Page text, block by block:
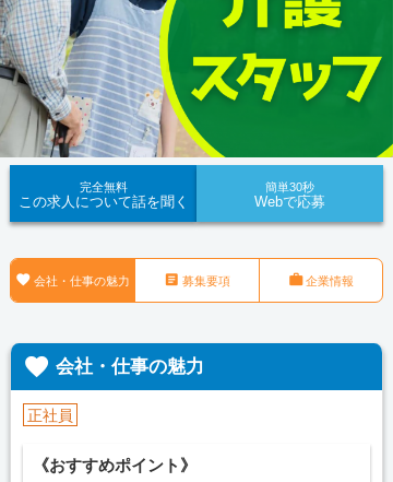
完全無料
この求人について話を聞く
簡単30秒
Webで応募
 会社・仕事の魅力  募集要項 企業情報
 会社・仕事の魅力
正社員
《おすすめポイント》